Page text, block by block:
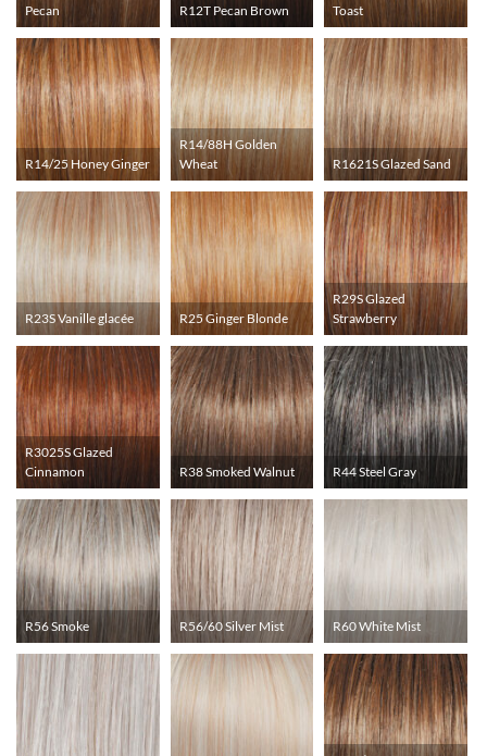
Pecan
R12T Pecan Brown
Toast
R14/25 Honey Ginger
R14/88H Golden
Wheat
R1621S Glazed Sand
R23S Vanille glacée R25 Ginger Blonde
R29S Glazed
Strawberry
R3025S Glazed
Cinnamon
R38 Smoked Walnut R44 Steel Gray
R56 Smoke R56/60 Silver Mist R60 White Mist